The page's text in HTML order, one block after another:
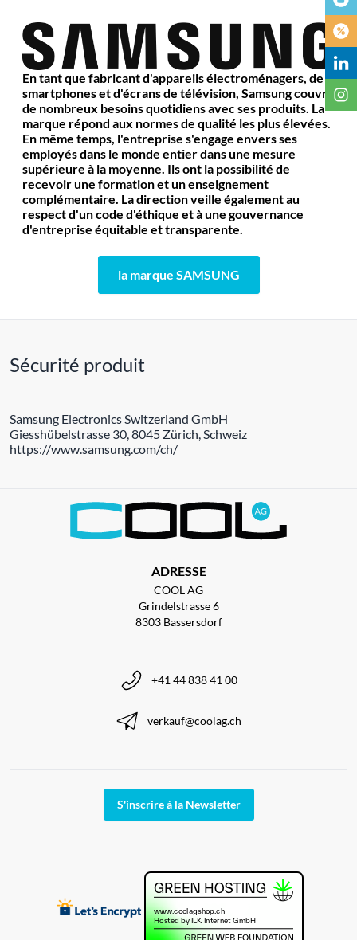
En tant que fabricant d'appareils électroménagers, de
smartphones et d'écrans de télévision, Samsung couvre
de nombreux besoins quotidiens avec ses produits. La
marque répond aux normes de qualité les plus élevées.
En même temps, l'entreprise s'engage envers ses
employés dans le monde entier dans une mesure
supérieure à la moyenne. Ils ont la possibilité de
recevoir une formation et un enseignement
complémentaire. La direction veille également au
respect d'un code d'éthique et à une gouvernance
d'entreprise équitable et transparente.
la marque SAMSUNG
Sécurité produit
Samsung Electronics Switzerland GmbH
Giesshübelstrasse 30, 8045 Zürich, Schweiz
https://www.samsung.com/ch/
ADRESSE
COOL AG
Grindelstrasse 6
8303 Bassersdorf
+41 44 838 41 00
verkauf@coolag.ch
S'inscrire à la Newsletter